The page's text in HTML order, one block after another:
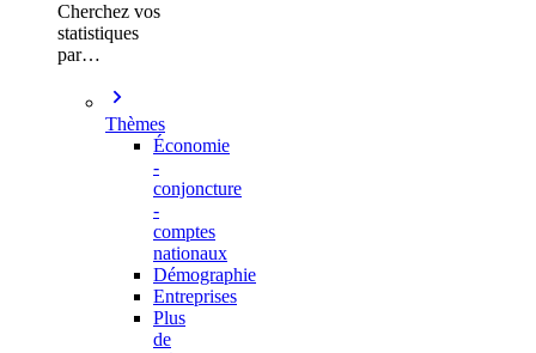
Cherchez vos
statistiques
par…
Thèmes
Économie
-
conjoncture
-
comptes
nationaux
Démographie
Entreprises
Plus
de